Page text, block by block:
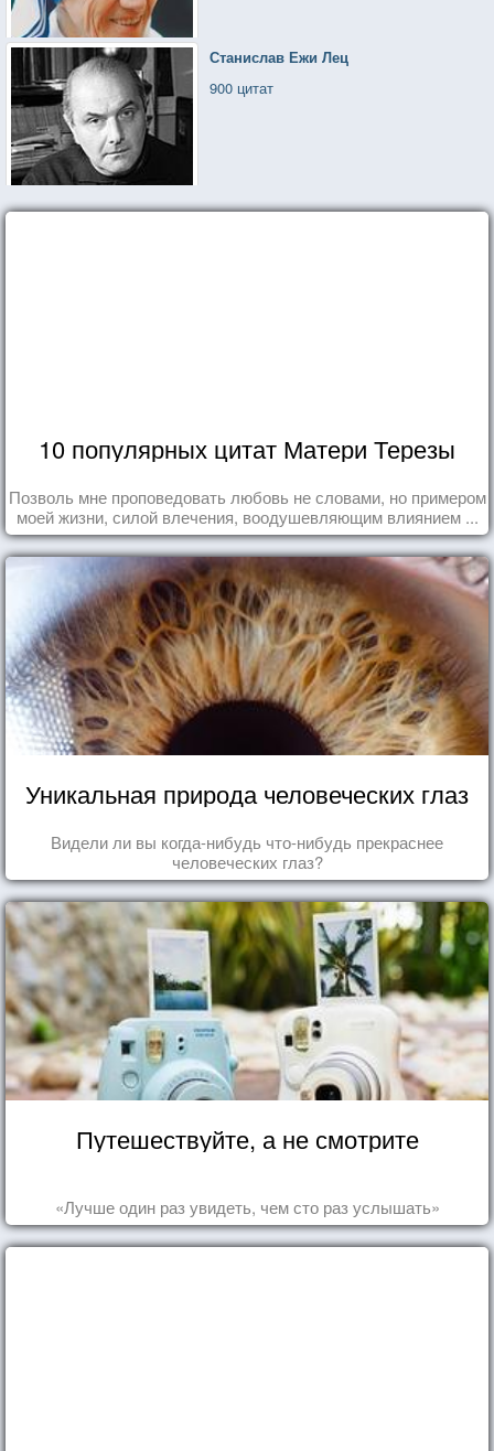
Станислав Ежи Лец
900 цитат
10 популярных цитат Матери Терезы
Позволь мне проповедовать любовь не словами, но примером
моей жизни, силой влечения, воодушевляющим влиянием ...
Уникальная природа человеческих глаз
Видели ли вы когда-нибудь что-нибудь прекраснее
человеческих глаз?
Путешествуйте, а не смотрите
«Лучше один раз увидеть, чем сто раз услышать»